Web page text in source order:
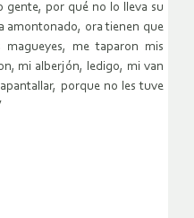
gente, por qué no lo lleva su
amontonado, ora tienen que
me taparon mis
mi alberjón, ledigo, mi van
porque no les tuve